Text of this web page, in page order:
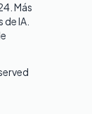
Más
IA.